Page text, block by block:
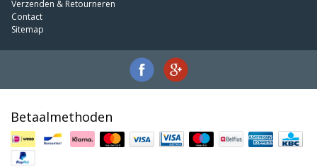
Verzenden & Retourneren
Contact
Sitemap
Betaalmethoden